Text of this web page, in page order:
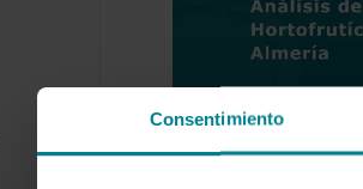
Consentimiento